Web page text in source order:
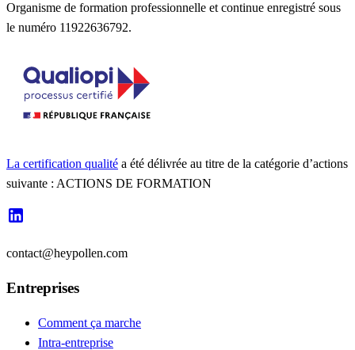
Organisme de formation professionnelle et continue enregistré sous
le numéro 11922636792.
La certification qualité a été délivrée au titre de la catégorie d’actions
suivante : ACTIONS DE FORMATION
contact@heypollen.com
Entreprises
Comment ça marche
Intra-entreprise